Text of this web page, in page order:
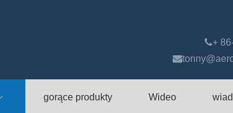
+

gorące produkty Wideo